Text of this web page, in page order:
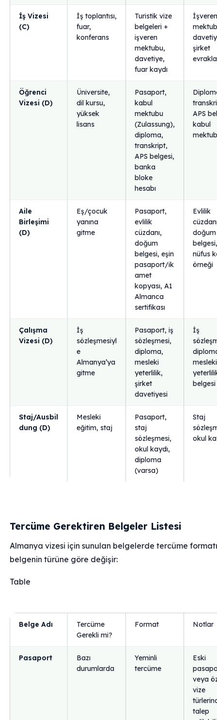
İş Vizesi
(C)
İş toplantısı,
fuar,
konferans
Turistik vize
belgeleri +
işveren
mektubu,
davetiye,
fuar kaydı
İşveren
şirket
Öğrenci
Vizesi (D)
Üniversite,
dil kursu,
yüksek
lisans
Pasaport,
kabul
mektubu
(Zulassung),
diploma,
transkript,
APS belgesi,
banka
bloke
hesabı
APS
kabul
Aile
Birleşimi
(D)
Eş/çocuk
yanına
gitme
Pasaport,
evlilik
cüzdanı,
doğum
belgesi, eşin
pasaport/ik
amet
kopyası, A1
Almanca
sertifikası
Evlilik
doğum
belgesi,
nüfus
örneği
Çalışma
Vizesi (D)
İş
sözleşmesiyl
e
Almanya’ya
gitme
Pasaport, iş
sözleşmesi,
diploma,
mesleki
yeterlilik,
şirket
davetiyesi
İş
mesleki
belgesi
Staj/Ausbil
dung (D)
Mesleki
eğitim, staj
Pasaport,
staj
sözleşmesi,
okul kaydı,
diploma
(varsa)
Staj
okul
Tercüme Gerektiren Belgeler Listesi
Almanya vizesi için sunulan belgelerde tercüme
belgenin türüne göre değişir:
Table
Belge Adı
Tercüme
Gerekli mi?
Format Notlar
Pasaport
Bazı
durumlarda
Yeminli
tercüme
Eski
veya
vize
talep